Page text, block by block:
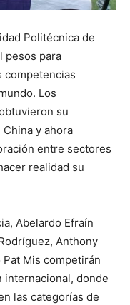
Politécnica de
pesos para
competencias
Los
su
y ahora
entre sectores
realidad su
Abelardo Efraín
Anthony
Pat Mis competirán
internacional, donde
las categorías de